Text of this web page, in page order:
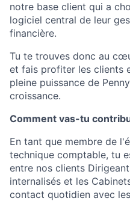
notre base client qui a
logiciel central de leur
financière.
Tu te trouves donc au
et fais profiter les clients
pleine puissance de
croissance.
Comment vas-tu
En tant que membre de
technique comptable, tu
entre nos clients
internalisés et les
contact quotidien avec